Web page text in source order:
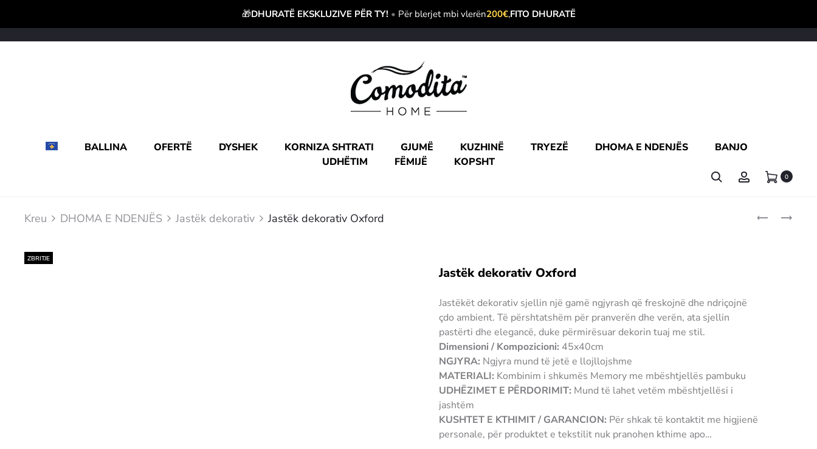
🎁DHURATË EKSKLUZIVE PËR TY! • Për blerjet mbi vlerën200€,FITO DHURATË
BALLINA OFERTË DYSHEK KORNIZA SHTRATI GJUMË KUZHINË TRYEZË DHOMA E NDENJËS
BANJO
UDHËTIM
FËMIJË KOPSHT
0
SHILTE
JASTËK
Kreu DHOMA E NDENJËS Jastëk dekorativ Jastëk dekorativ Oxford
ZBRITJE
Jastëk dekorativ Oxford
Jastëkët dekorativ sjellin një gamë ngjyrash që freskojnë dhe ndriçojnë
çdo ambient. Të përshtatshëm për pranverën dhe verën, ata sjellin
pastërti dhe elegancë, duke përmirësuar dekorin tuaj me stil.
Dimensioni / Kompozicioni: 45x40cm
NGJYRA: Ngjyra mund të jetë e llojllojshme
MATERIALI: Kombinim i shkumës Memory me mbështjellës pambuku
UDHËZIMET E PËRDORIMIT: Mund të lahet vetëm mbështjellësi i
jashtëm
KUSHTET E KTHIMIT / GARANCION: Për shkak të kontaktit me higjienë
personale, për produktet e tekstilit nuk pranohen kthime apo